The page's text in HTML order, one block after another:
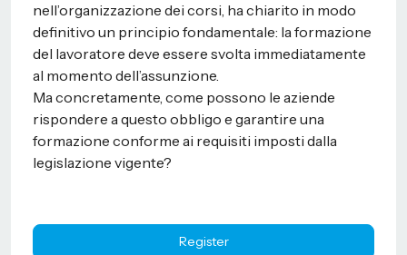
nell’organizzazione dei corsi, ha chiarito in modo
definitivo un principio fondamentale: la formazione
del lavoratore deve essere svolta immediatamente
al momento dell’assunzione.
Ma concretamente, come possono le aziende
rispondere a questo obbligo e garantire una
formazione conforme ai requisiti imposti dalla
legislazione vigente?
Register